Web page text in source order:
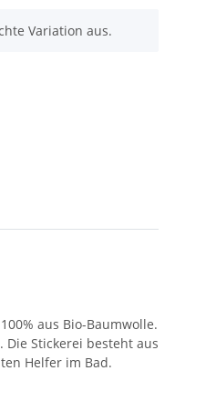
Variation aus.
aus Bio-Baumwolle.
Stickerei besteht aus
Helfer im Bad.